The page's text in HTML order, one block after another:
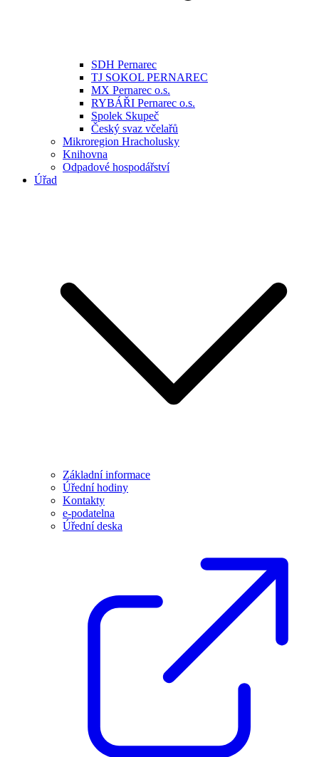
SDH Pernarec
TJ SOKOL PERNAREC
MX Pernarec o.s.
RYBÁŘI Pernarec o.s.
Spolek Skupeč
Český svaz včelařů
Mikroregion Hracholusky
Knihovna
Odpadové hospodářství
Úřad
Základní informace
Úřední hodiny
Kontakty
e-podatelna
Úřední deska